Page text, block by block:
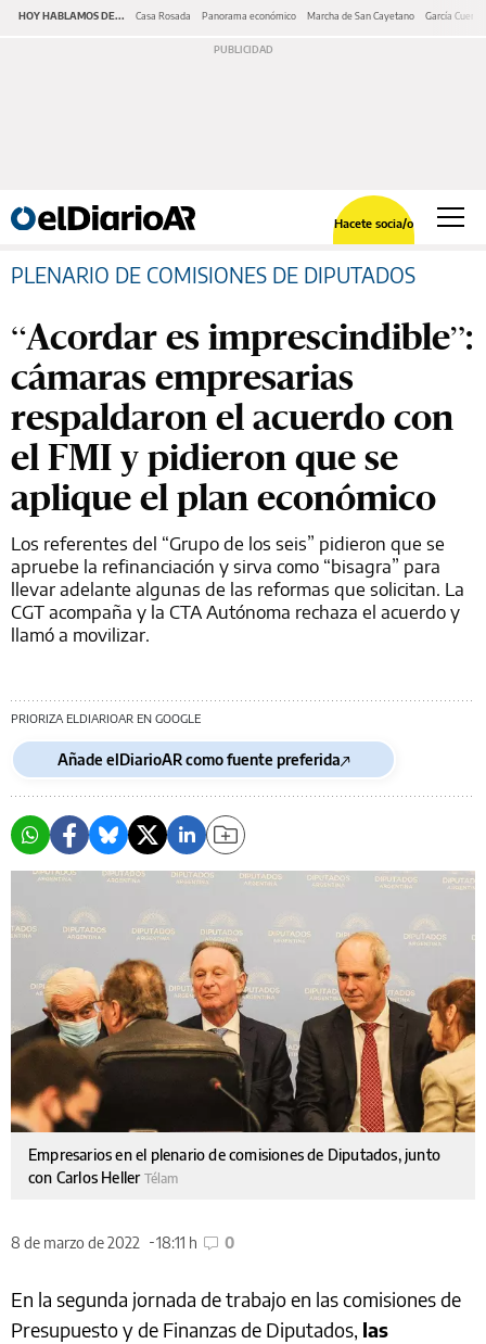
HOY HABLAMOS DE... Casa Rosada Panorama económico Marcha de San Cayetano García Cuerva
Hacete socia/o
PLENARIO DE COMISIONES DE DIPUTADOS
“Acordar es imprescindible”:
cámaras empresarias
respaldaron el acuerdo con
el FMI y pidieron que se
aplique el plan económico
Los referentes del “Grupo de los seis” pidieron que se
apruebe la refinanciación y sirva como “bisagra” para
llevar adelante algunas de las reformas que solicitan. La
CGT acompaña y la CTA Autónoma rechaza el acuerdo y
llamó a movilizar.
PRIORIZA ELDIARIOAR EN GOOGLE
Añade elDiarioAR como fuente preferida
Empresarios en el plenario de comisiones de Diputados, junto
con Carlos Heller Télam
8 de marzo de 2022 18:11 h 0
En la segunda jornada de trabajo en las comisiones de
Presupuesto y de Finanzas de Diputados, las